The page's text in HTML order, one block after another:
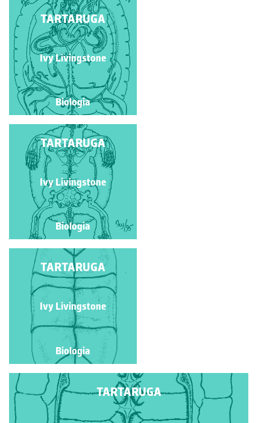
POMBO-DAS-
ROCHAS
Ivy Livingstone
Biologia
TARTARUGA
Ivy Livingstone
Biologia
TARTARUGA
Ivy Livingstone
Biologia
TARTARUGA
Ivy Livingstone
Biologia
TARTARUGA
Ivy Livingstone
Biologia
TARTARUGA
Ivy Livingstone
Biologia
TARTARUGA